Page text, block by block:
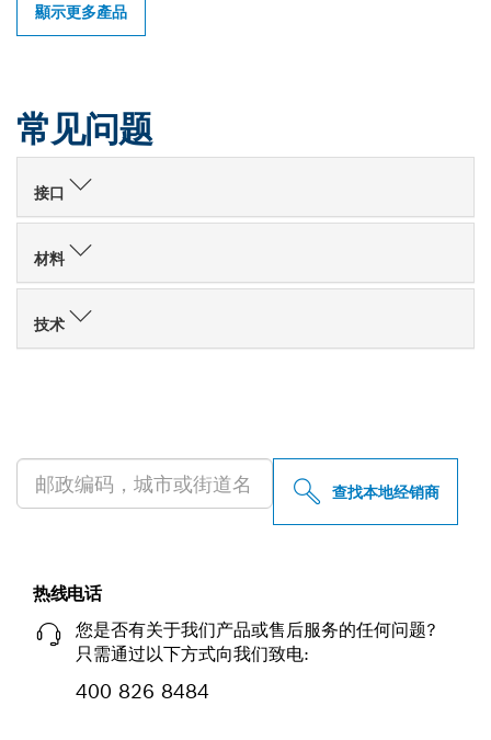
顯示更多產品
常见问题
接口
材料
技术
查找本地经销商
热线电话
您是否有关于我们产品或售后服务的任何问题?
只需通过以下方式向我们致电:
400 826 8484